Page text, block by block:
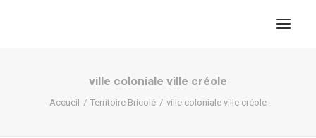
ville coloniale ville créole
Accueil Territoire Bricolé ville coloniale ville créole